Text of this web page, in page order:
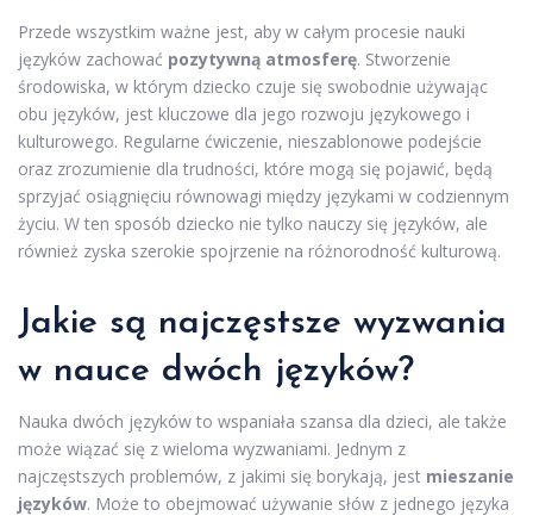
Przede wszystkim ważne jest, aby w całym procesie nauki
języków zachować pozytywną atmosferę. Stworzenie
środowiska, w którym dziecko czuje się swobodnie używając
obu języków, jest kluczowe dla jego rozwoju językowego i
kulturowego. Regularne ćwiczenie, nieszablonowe podejście
oraz zrozumienie dla trudności, które mogą się pojawić, będą
sprzyjać osiągnięciu równowagi między językami w codziennym
życiu. W ten sposób dziecko nie tylko nauczy się języków, ale
również zyska szerokie spojrzenie na różnorodność kulturową.
Jakie są najczęstsze wyzwania
w nauce dwóch języków?
Nauka dwóch języków to wspaniała szansa dla dzieci, ale także
może wiązać się z wieloma wyzwaniami. Jednym z
najczęstszych problemów, z jakimi się borykają, jest mieszanie
języków. Może to obejmować używanie słów z jednego języka